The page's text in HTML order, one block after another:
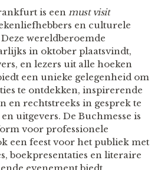
is een must visit
en culturele
wereldberoemde
in oktober plaatsvindt,
en lezers uit alle hoeken
een unieke gelegenheid om
te ontdekken, inspirerende
en rechtstreeks in gesprek te
uitgevers. De Buchmesse is
voor professionele
een feest voor het publiek met
boekpresentaties en literaire
evenement biedt